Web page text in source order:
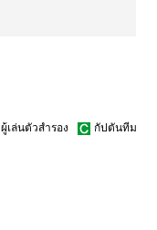
ผู้เล่นตัวสำรอง กัปตันทีม